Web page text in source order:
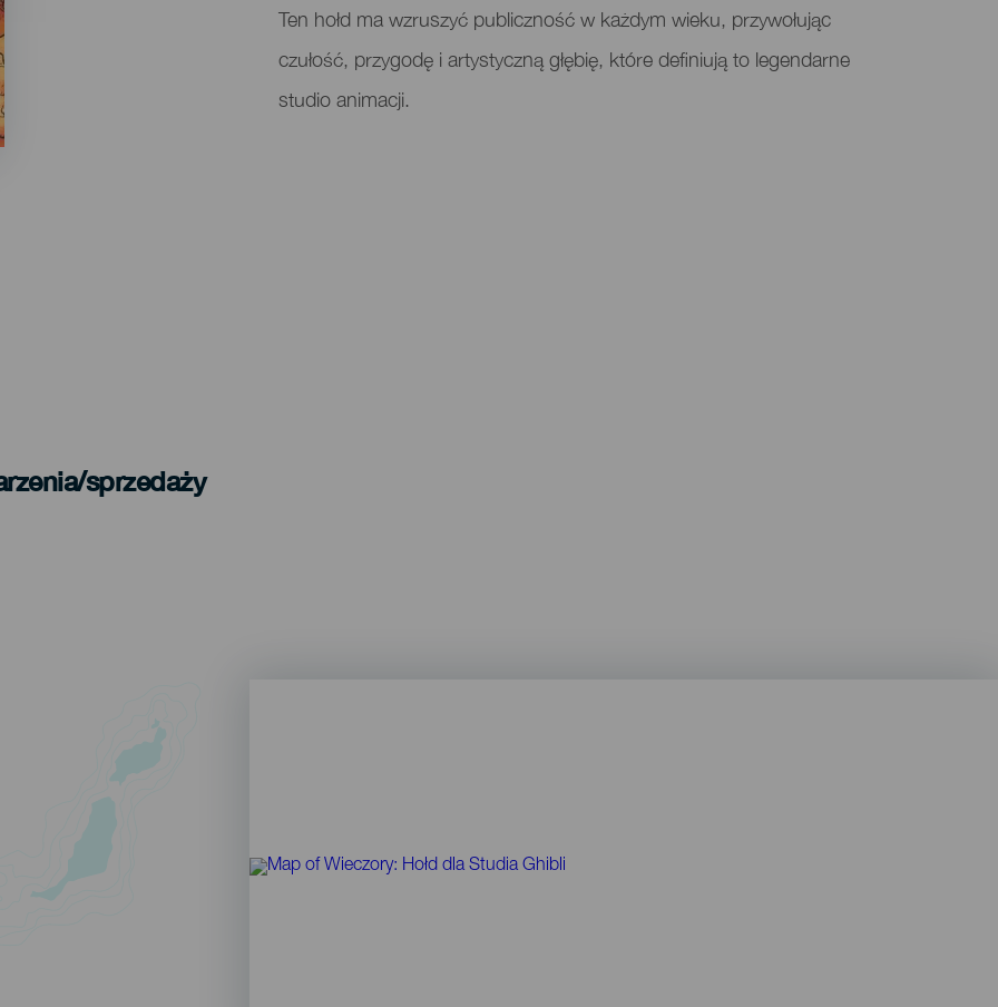
Ten hołd ma wzruszyć publiczność w każdym wieku, przywołując
czułość, przygodę i artystyczną głębię, które definiują to legendarne
studio animacji.
sprzedaży